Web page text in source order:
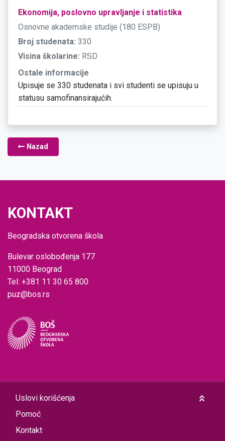
Ekonomija, poslovno upravljanje i statistika
Osnovne akademske studije (180 ESPB)
Broj studenata: 330
Visina školarine: RSD
Ostale informacije
Upisuje se 330 studenata i svi studenti se upisuju u
statusu samofinansirajućih.
Nazad
KONTAKT
Beogradska otvorena škola
Bulevar oslobođenja 177
11000 Beograd
Tel: +381 11 30 65 800
puz@bos.rs
Uslovi korišćenja
Pomoć
Kontakt